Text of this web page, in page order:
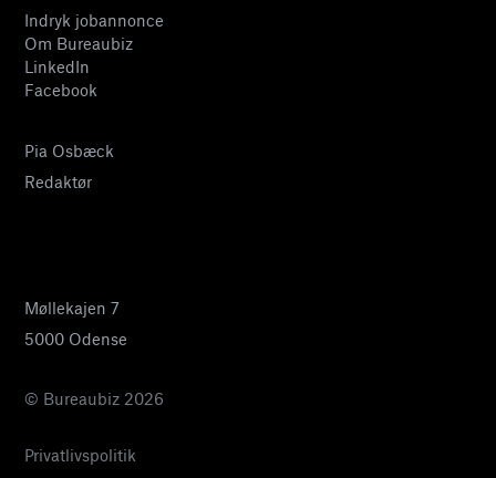
Indryk jobannonce
Om Bureaubiz
LinkedIn
Facebook
Pia Osbæck
Redaktør
Møllekajen 7
5000 Odense
© Bureaubiz 2026
Privatlivspolitik